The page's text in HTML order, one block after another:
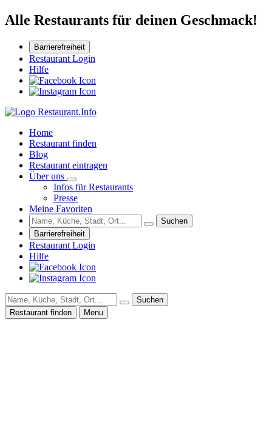
Alle Restaurants für deinen Geschmack!
Barrierefreiheit
Restaurant Login
Hilfe
Home
Restaurant finden
Blog
Restaurant eintragen
Über uns
Infos für Restaurants
Presse
Meine Favoriten
Suchen
Barrierefreiheit
Restaurant Login
Hilfe
Suchen
Restaurant finden
Menu